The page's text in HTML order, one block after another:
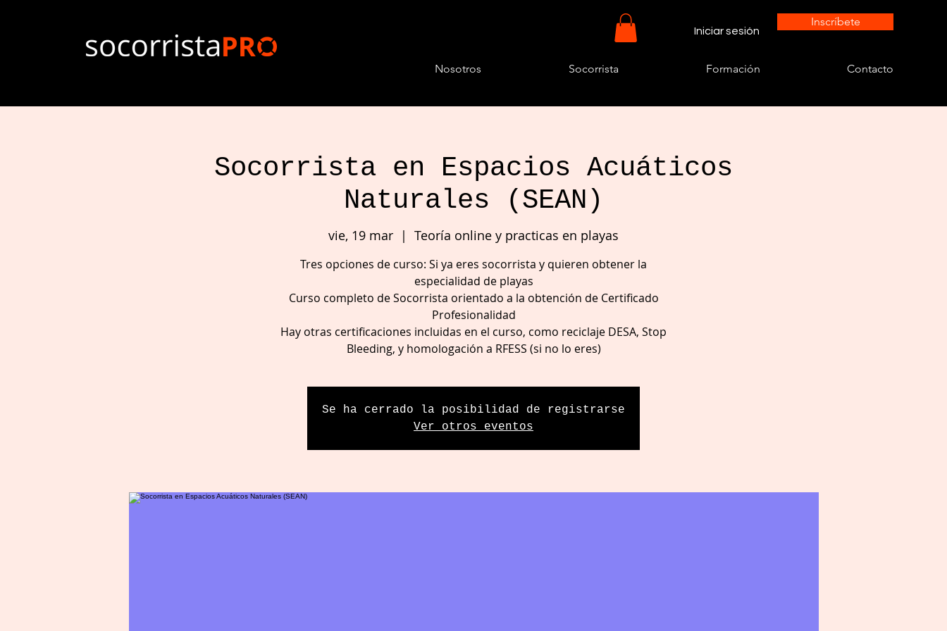
Iniciar sesión
Inscríbete
Nosotros Socorrista Formación Contacto
Socorrista en Espacios Acuáticos
Naturales (SEAN)
vie, 19 mar
  |
Teoría online y practicas en playas
Tres opciones de curso: Si ya eres socorrista y quieren obtener la
especialidad de playas
Curso completo de Socorrista orientado a la obtención de Certificado
Profesionalidad
Hay otras certificaciones incluidas en el curso, como reciclaje DESA, Stop
Bleeding, y homologación a RFESS (si no lo eres)
Se ha cerrado la posibilidad de registrarse
Ver otros eventos